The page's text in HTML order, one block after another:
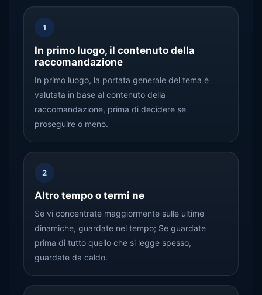
1
In primo luogo, il contenuto della
raccomandazione
In primo luogo, la portata generale del tema è
valutata in base al contenuto della
raccomandazione, prima di decidere se
proseguire o meno.
2
Altro tempo o termi ne
Se vi concentrate maggiormente sulle ultime
dinamiche, guardate nel tempo; Se guardate
prima di tutto quello che si legge spesso,
guardate da caldo.